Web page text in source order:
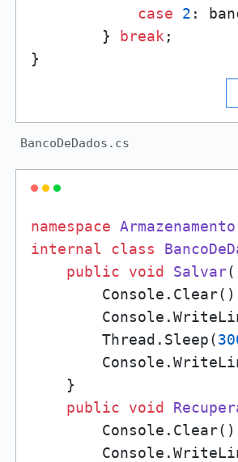
case
2 :
        }
break ;
BancoDeDados.cs
namespace
internal
class
public
void Salvar
        Thread.Sleep(
    }
public
void